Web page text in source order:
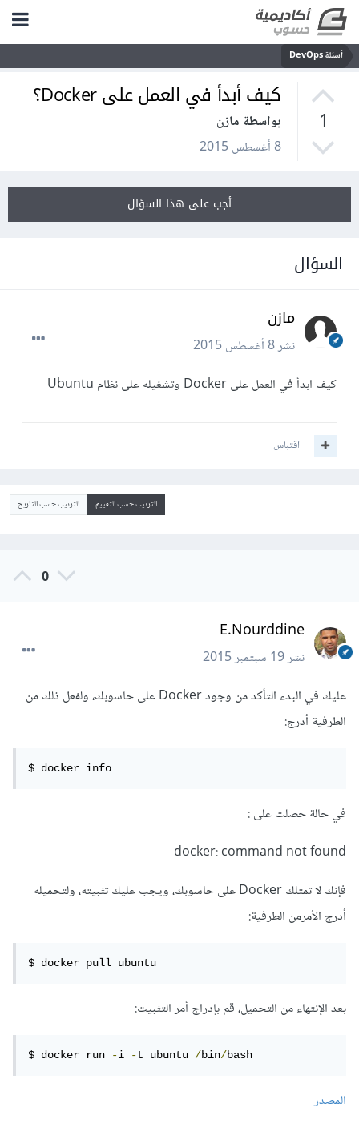
أسئلة DevOps
1
كيف أبدأ في العمل على Docker؟
بواسطة مازن
8 أغسطس 2015
أجب على هذا السؤال
السؤال
مازن
نشر8 أغسطس 2015
كيف ابدأ في العمل على Docker وتشغيله على نظام Ubuntu
اقتباس
الترتيب حسب التقييم الترتيب حسب التاريخ
0
E.Nourddine
نشر19 سبتمبر 2015
عليك في البدء التأكد من وجود Docker على حاسوبك، ولفعل ذلك من
الطرفية أدرج:
$ docker info
في حالة حصلت على :
docker: command not found
فإنك لا تمتلك Docker على حاسوبك، ويجب عليك تثبيته، ولتحميله
أدرج الأمرمن الطرفية:
$ docker pull ubuntu
بعد الإنتهاء من التحميل، قم بإدراج أمر التثبيت:
$ docker run -i -t ubuntu /bin/bash
المصدر